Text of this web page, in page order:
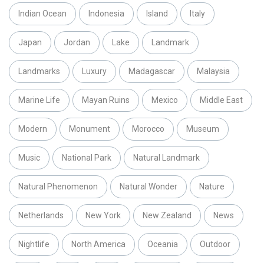
Indian Ocean Indonesia Island Italy
Japan Jordan Lake Landmark
Landmarks Luxury Madagascar Malaysia
Marine Life Mayan Ruins Mexico Middle East
Modern Monument Morocco Museum
Music National Park Natural Landmark
Natural Phenomenon Natural Wonder Nature
Netherlands New York New Zealand News
Nightlife North America Oceania Outdoor